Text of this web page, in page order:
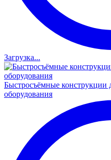
Загрузка...
Быстросъёмные конструкции
оборудования